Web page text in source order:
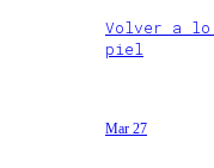
Volver a lo
piel
Mar 27